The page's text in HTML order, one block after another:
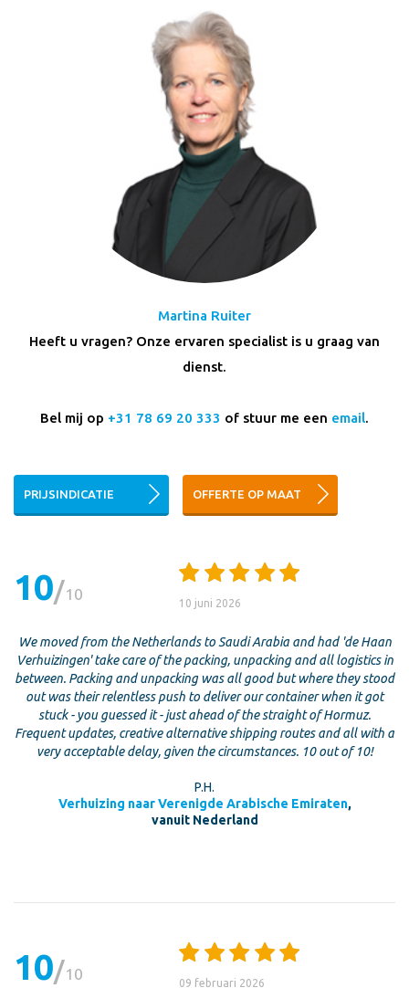
Martina Ruiter
Heeft u vragen? Onze ervaren specialist is u graag van
dienst.
Bel mij op +31 78 69 20 333 of stuur me een email.
PRIJSINDICATIE OFFERTE OP MAAT
10 10
10 juni 2026
We moved from the Netherlands to Saudi Arabia and had 'de Haan
Verhuizingen' take care of the packing, unpacking and all logistics in
between. Packing and unpacking was all good but where they stood
out was their relentless push to deliver our container when it got
stuck - you guessed it - just ahead of the straight of Hormuz.
Frequent updates, creative alternative shipping routes and all with a
very acceptable delay, given the circumstances. 10 out of 10!
P.H.
Verhuizing naar Verenigde Arabische Emiraten,
vanuit Nederland
10 10
09 februari 2026